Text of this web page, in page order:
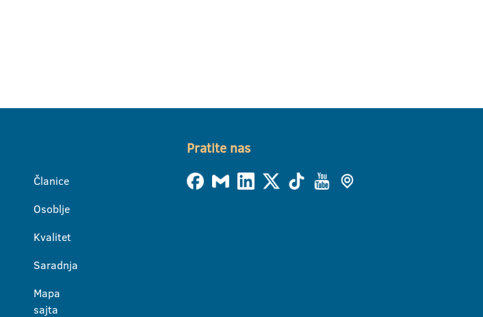
Članice
Osoblje
Kvalitet
Saradnja
Mapa
sajta
Pratite nas